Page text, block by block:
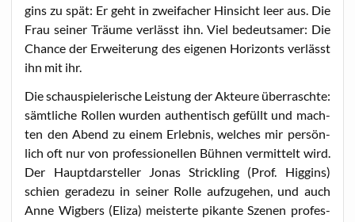
gins zu spät: Er geht in zwei­fa­cher Hin­sicht leer aus. Die
Frau sei­ner Träu­me ver­lässt ihn. Viel bedeut­sa­mer: Die
Chan­ce der Erwei­te­rung des eige­nen Hori­zonts ver­lässt
ihn mit ihr.
Die schau­spie­le­ri­sche Leis­tung der Akteu­re über­rasch­te:
sämt­li­che Rol­len wur­den authen­tisch gefüllt und mach­
ten den Abend zu einem Erleb­nis, wel­ches mir per­sön­
lich oft nur von pro­fes­sio­nel­len Büh­nen ver­mit­telt wird.
Der Haupt­dar­stel­ler Jonas Strick­ling (Prof. Hig­gins)
schien gera­de­zu in sei­ner Rol­le auf­zu­ge­hen, und auch
Anne Wig­bers (Eli­za) meis­ter­te pikan­te Sze­nen pro­fes­